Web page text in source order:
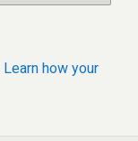
Learn how your